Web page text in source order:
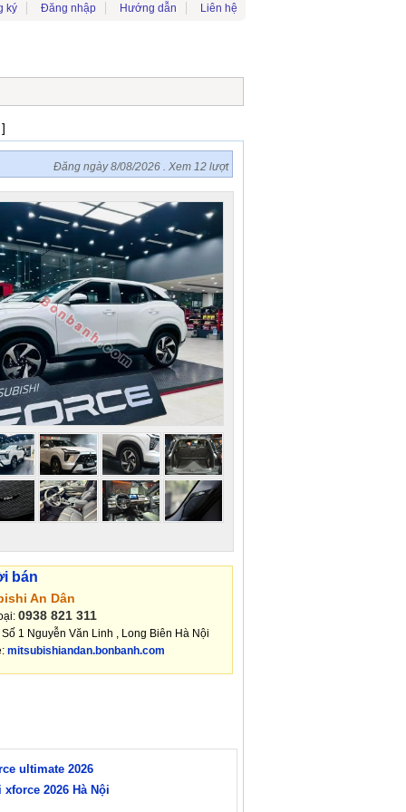
ký Đăng nhập Hướng dẫn Liên hệ
]
Đăng ngày 8/08/2026 . Xem 12 lượt
bán
An Dân
0938 821 311
1 Nguyễn Văn Linh , Long Biên Hà Nội
mitsubishiandan.bonbanh.com
ultimate 2026
2026 Hà Nội